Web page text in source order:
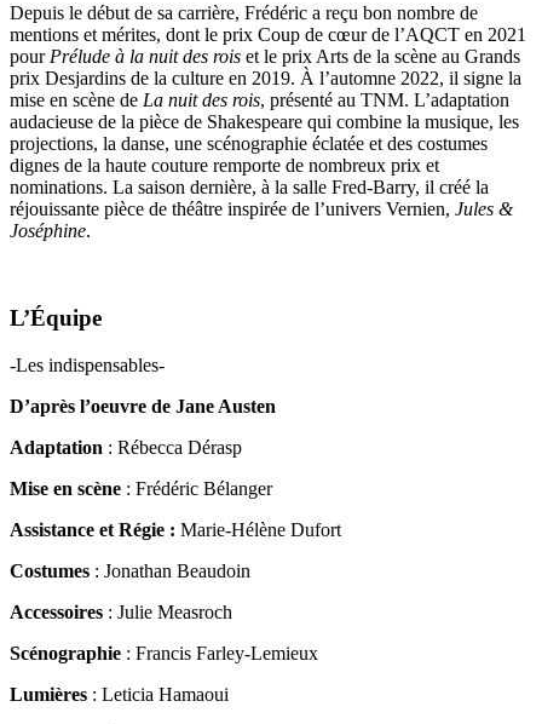
Depuis le début de sa carrière, Frédéric a reçu bon nombre de
mentions et mérites, dont le prix Coup de cœur de l’AQCT en 2021
pour Prélude à la nuit des rois et le prix Arts de la scène au Grands
prix Desjardins de la culture en 2019. À l’automne 2022, il signe la
mise en scène de La nuit des rois, présenté au TNM. L’adaptation
audacieuse de la pièce de Shakespeare qui combine la musique, les
projections, la danse, une scénographie éclatée et des costumes
dignes de la haute couture remporte de nombreux prix et
nominations. La saison dernière, à la salle Fred-Barry, il créé la
réjouissante pièce de théâtre inspirée de l’univers Vernien, Jules &
Joséphine.
L’Équipe
-Les indispensables-
D’après l’oeuvre de Jane Austen
Adaptation : Rébecca Dérasp
Mise en scène : Frédéric Bélanger
Assistance et Régie : Marie-Hélène Dufort
Costumes : Jonathan Beaudoin
Accessoires : Julie Measroch
Scénographie : Francis Farley-Lemieux
Lumières : Leticia Hamaoui